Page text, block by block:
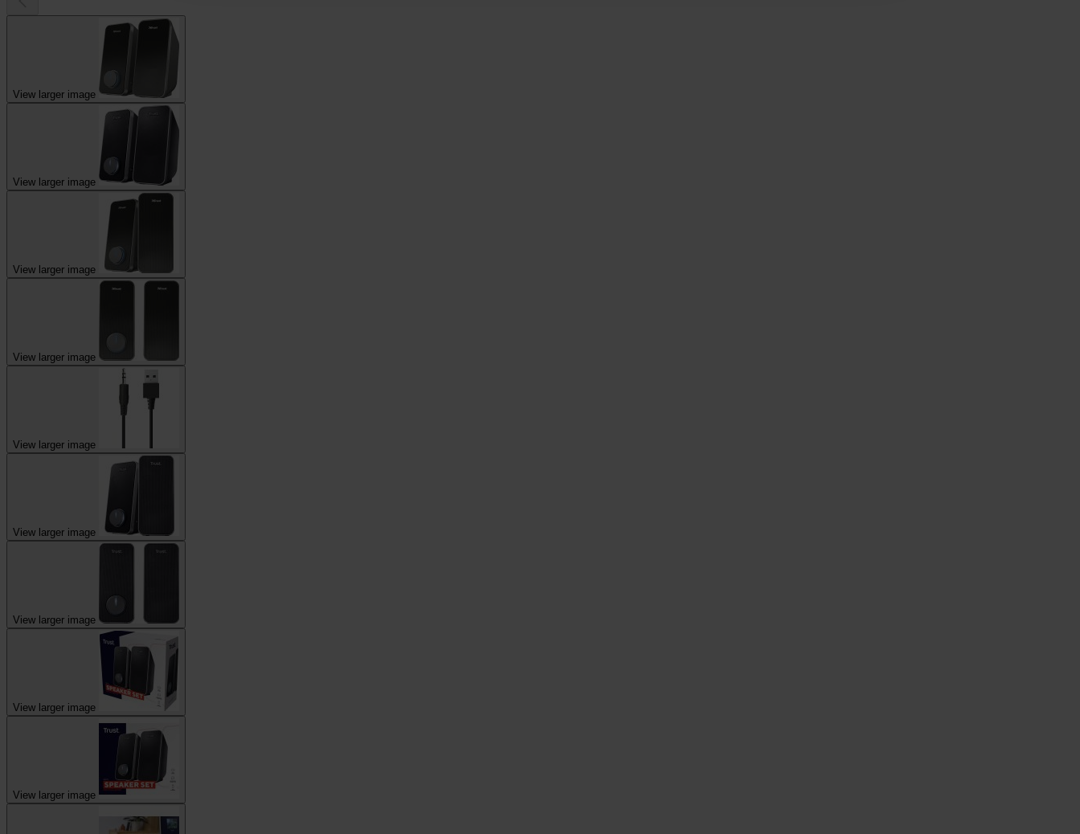
View larger image
View larger image
View larger image
View larger image
View larger image
View larger image
View larger image
View larger image
View larger image